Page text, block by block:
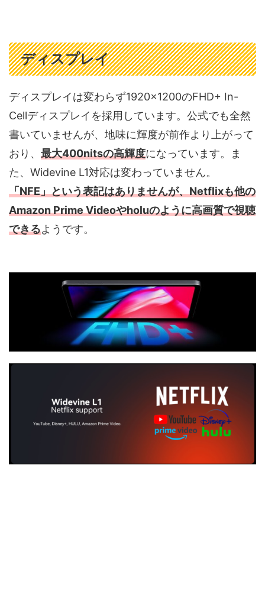
ディスプレイ
ディスプレイは変わらず1920×1200のFHD+ In-
Cellディスプレイを採用しています。公式でも全然
書いていませんが、地味に輝度が前作より上がって
おり、 最大400nitsの高輝度になっています。ま
た、Widevine L1対応は変わっていません。
「NFE」という表記はありませんが、Netflixも他の
Amazon Prime Videoやholuのように高画質で視聴
できるようです。